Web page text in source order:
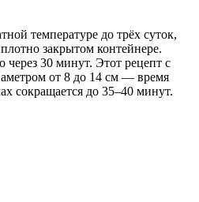
температуре до трёх суток,
закрытом контейнере.
через 30 минут. Этот рецепт с
от 8 до 14 см — время
сокращается до 35–40 минут.